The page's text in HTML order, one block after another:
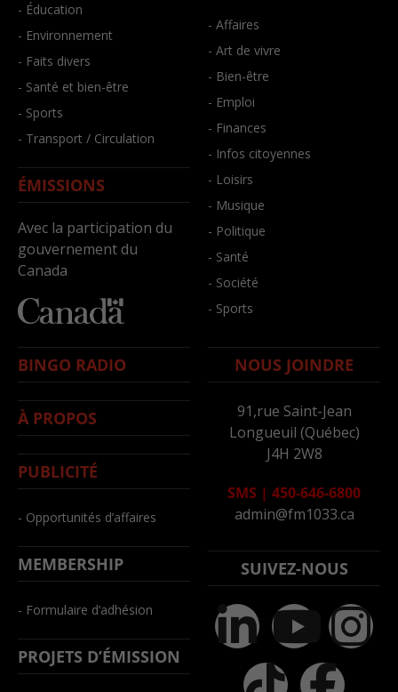
- Éducation
- Environnement
- Faits divers
- Santé et bien-être
- Sports
- Transport / Circulation
ÉMISSIONS
Avec la participation du
gouvernement du
Canada
- Affaires
- Art de vivre
- Bien-être
- Emploi
- Finances
- Infos citoyennes
- Loisirs
- Musique
- Politique
- Santé
- Société
- Sports
BINGO RADIO
À PROPOS
PUBLICITÉ
- Opportunités d’affaires
MEMBERSHIP
- Formulaire d’adhésion
PROJETS D’ÉMISSION
NOUS JOINDRE
91,rue Saint-Jean
Longueuil (Québec)
J4H 2W8
SMS | 450-646-6800
admin@fm1033.ca
SUIVEZ-NOUS